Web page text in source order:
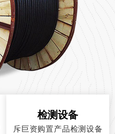
检测设备
斥巨资购置产品检测设备